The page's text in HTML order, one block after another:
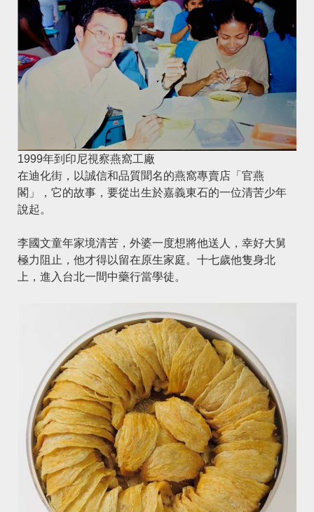
1999年到印尼視察燕窩工廠
在迪化街，以誠信和品質聞名的燕窩專賣店「官燕
閣」，它的故事，要從出生於嘉義東石的一位清苦少年
說起。
李國文童年家境清苦，外婆一度想將他送人，幸好大舅
極力阻止，他才得以留在原生家庭。十七歲他隻身北
上，進入台北一間中藥行當學徒。